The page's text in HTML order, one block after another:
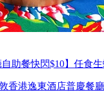
助餐快閃$10】任食
香港逸東酒店普慶餐